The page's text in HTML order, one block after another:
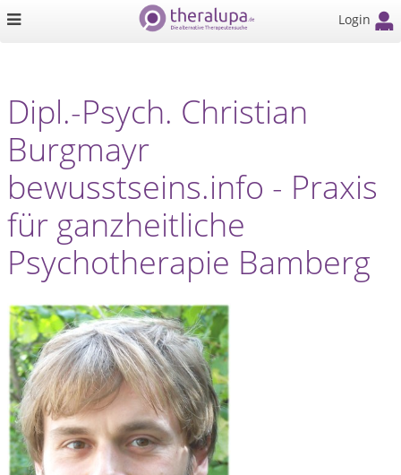
Login
Dipl.-Psych. Christian
Burgmayr
bewusstseins.info - Praxis
für ganzheitliche
Psychotherapie Bamberg